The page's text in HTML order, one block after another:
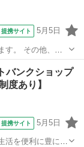
提携サイト 5月5日
。 その他、商
、店舗ごとのお
バンクショップ
度あり】
提携サイト 5月5日
活を便利に豊にす